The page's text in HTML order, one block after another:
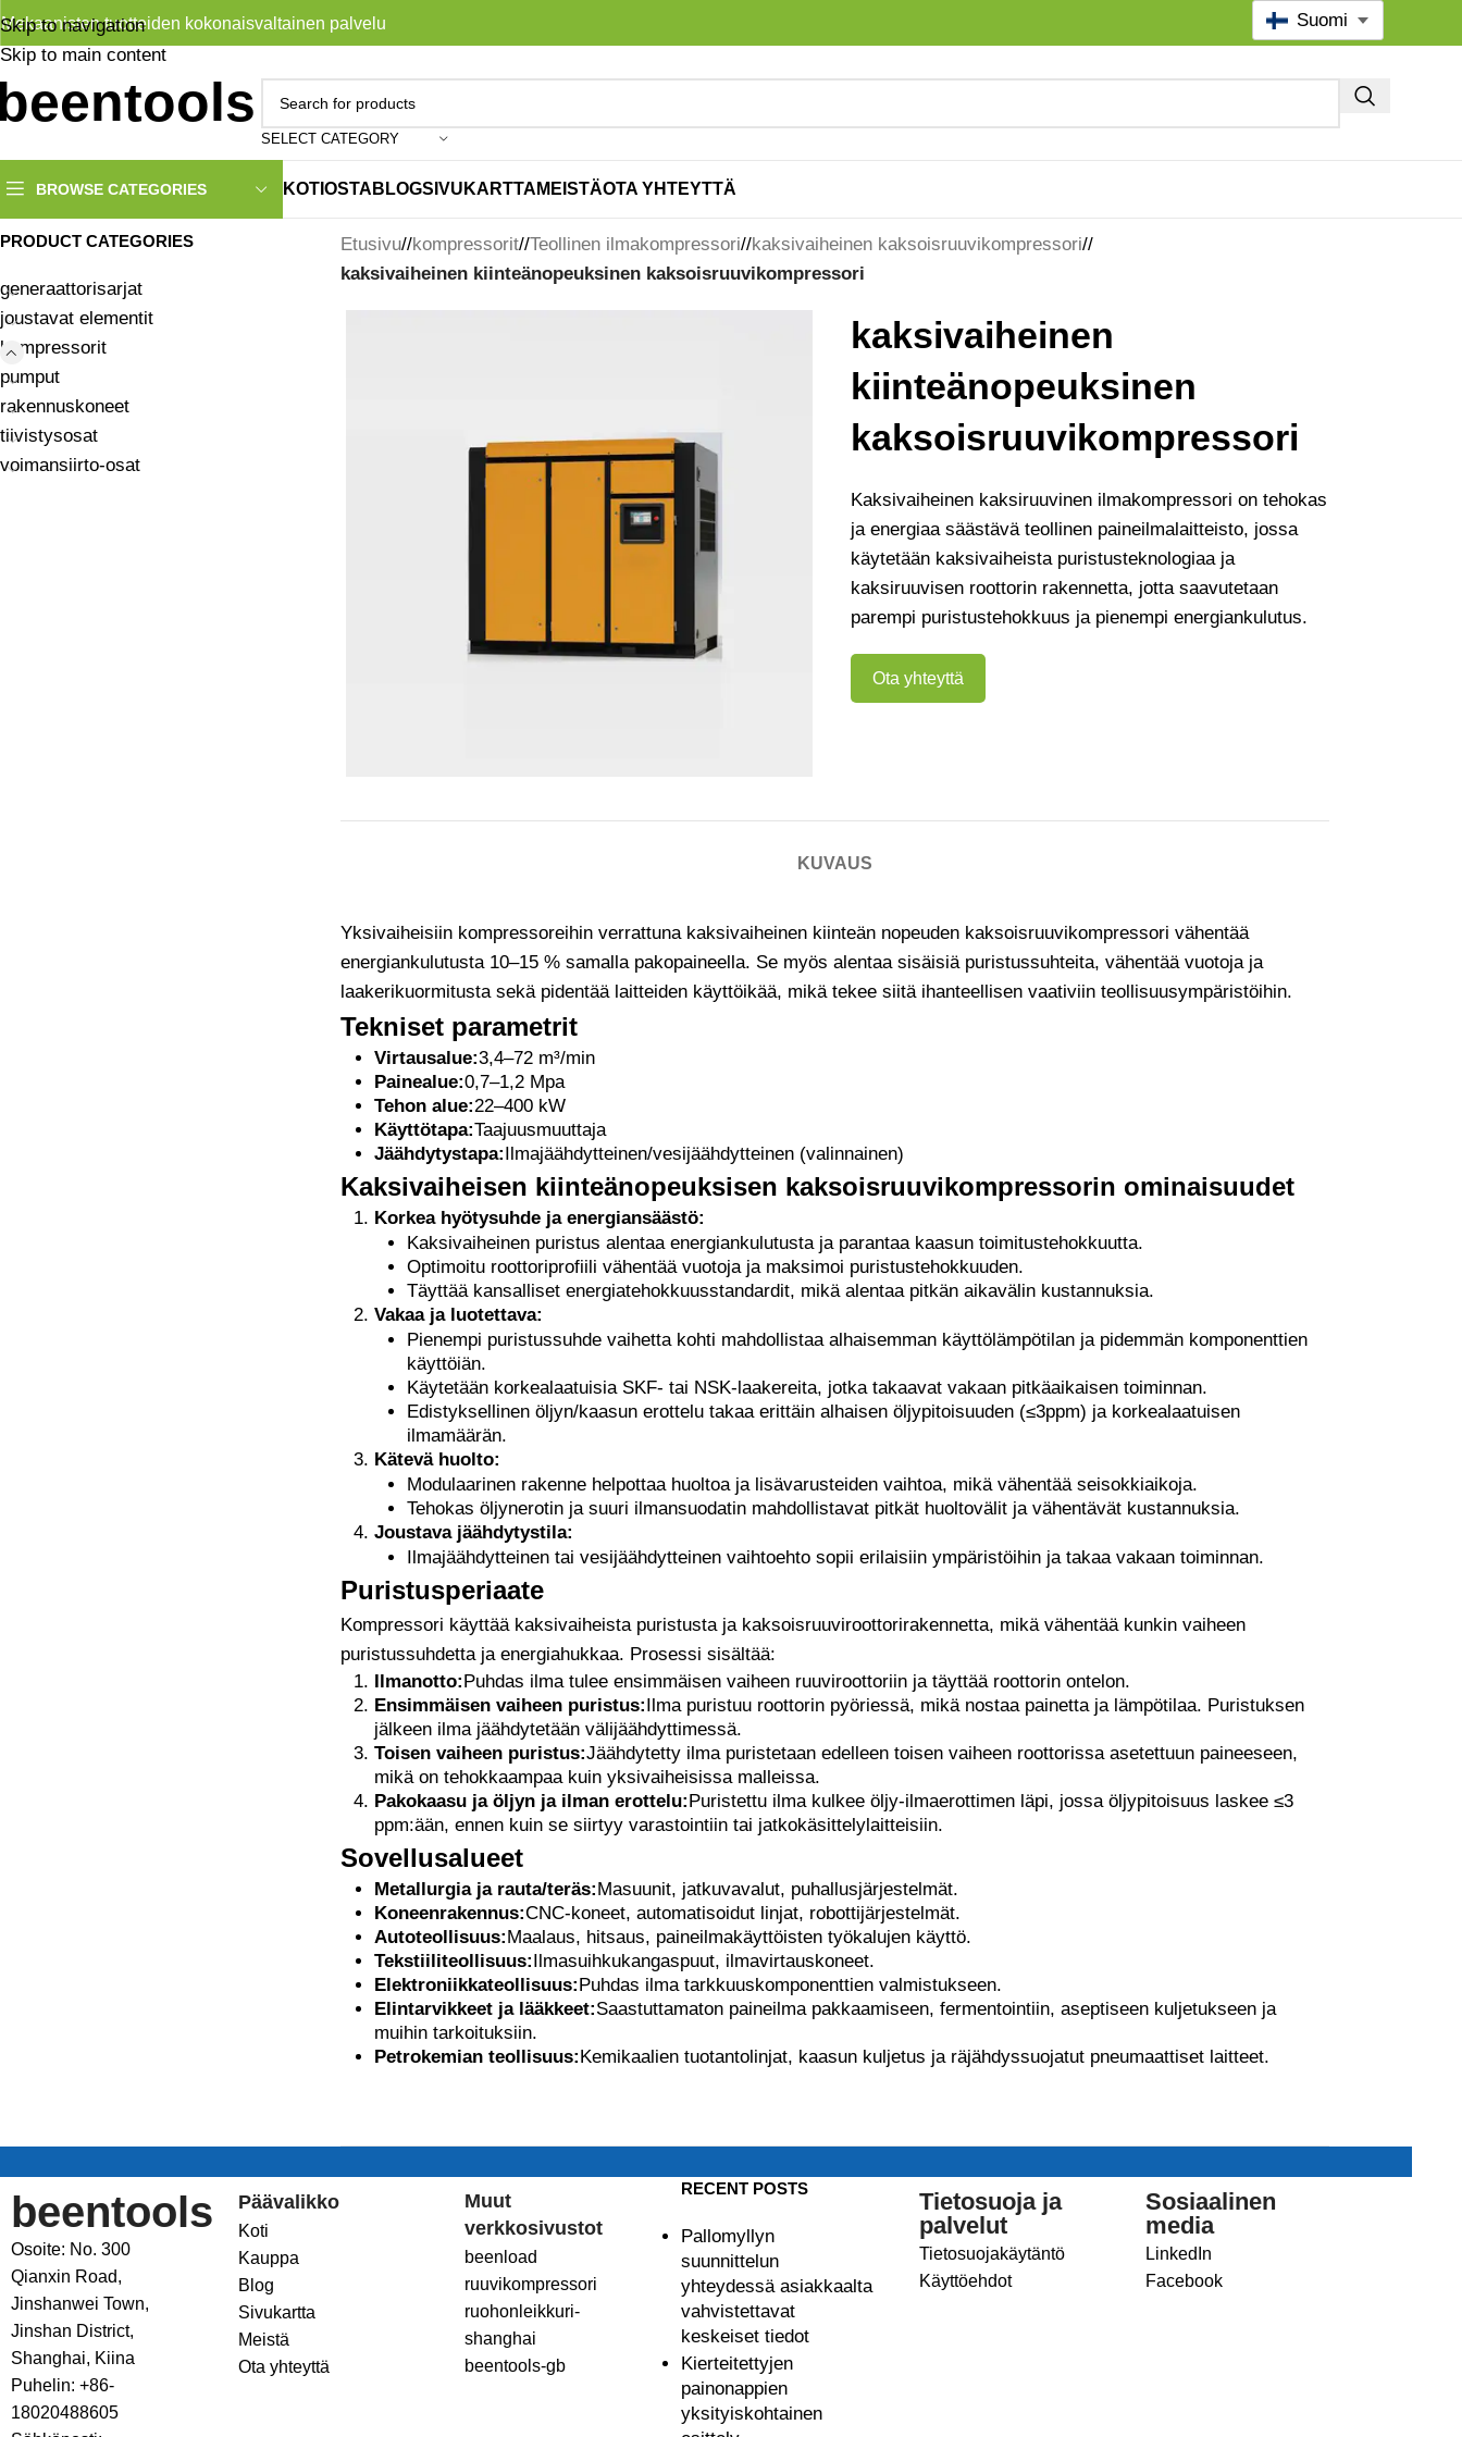
Skip to navigation
Skip to main content
Mekaanisten tuotteiden kokonaisvaltainen palvelu
SELECT CATEGORY
BROWSE CATEGORIES KOTI OSTA BLOGSIVUKARTTA MEISTÄOTA YHTEYTTÄ
Suomi
PRODUCT CATEGORIES
generaattorisarjat
joustavat elementit
kompressorit
pumput
rakennuskoneet
tiivistysosat
voimansiirto-osat
Etusivu/ kompressorit/ Teollinen ilmakompressori/ kaksivaiheinen kaksoisruuvikompressori/
kaksivaiheinen kiinteänopeuksinen kaksoisruuvikompressori
kaksivaiheinen
kiinteänopeuksinen
kaksoisruuvikompressori
Kaksivaiheinen kaksiruuvinen ilmakompressori on tehokas
ja energiaa säästävä teollinen paineilmalaitteisto, jossa
käytetään kaksivaiheista puristusteknologiaa ja
kaksiruuvisen roottorin rakennetta, jotta saavutetaan
parempi puristustehokkuus ja pienempi energiankulutus.
Ota yhteyttä
KUVAUS
Yksivaiheisiin kompressoreihin verrattuna kaksivaiheinen kiinteän nopeuden kaksoisruuvikompressori vähentää
energiankulutusta 10–15 % samalla pakopaineella. Se myös alentaa sisäisiä puristussuhteita, vähentää vuotoja ja
laakerikuormitusta sekä pidentää laitteiden käyttöikää, mikä tekee siitä ihanteellisen vaativiin teollisuusympäristöihin.
Tekniset parametrit
Virtausalue:3,4–72 m³/min
Painealue:0,7–1,2 Mpa
Tehon alue:22–400 kW
Käyttötapa:Taajuusmuuttaja
Jäähdytystapa: Ilmajäähdytteinen/vesijäähdytteinen (valinnainen)
Kaksivaiheisen kiinteänopeuksisen kaksoisruuvikompressorin ominaisuudet
Korkea hyötysuhde ja energiansäästö:
Kaksivaiheinen puristus alentaa energiankulutusta ja parantaa kaasun toimitustehokkuutta.
Optimoitu roottoriprofiili vähentää vuotoja ja maksimoi puristustehokkuuden.
Täyttää kansalliset energiatehokkuusstandardit, mikä alentaa pitkän aikavälin kustannuksia.
Vakaa ja luotettava:
Pienempi puristussuhde vaihetta kohti mahdollistaa alhaisemman käyttölämpötilan ja pidemmän komponenttien
käyttöiän.
Käytetään korkealaatuisia SKF- tai NSK-laakereita, jotka takaavat vakaan pitkäaikaisen toiminnan.
Edistyksellinen öljyn/kaasun erottelu takaa erittäin alhaisen öljypitoisuuden (≤3ppm) ja korkealaatuisen
ilmamäärän.
Kätevä huolto:
Modulaarinen rakenne helpottaa huoltoa ja lisävarusteiden vaihtoa, mikä vähentää seisokkiaikoja.
Tehokas öljynerotin ja suuri ilmansuodatin mahdollistavat pitkät huoltovälit ja vähentävät kustannuksia.
Joustava jäähdytystila:
Ilmajäähdytteinen tai vesijäähdytteinen vaihtoehto sopii erilaisiin ympäristöihin ja takaa vakaan toiminnan.
Puristusperiaate
Kompressori käyttää kaksivaiheista puristusta ja kaksoisruuviroottorirakennetta, mikä vähentää kunkin vaiheen
puristussuhdetta ja energiahukkaa. Prosessi sisältää:
Ilmanotto: Puhdas ilma tulee ensimmäisen vaiheen ruuviroottoriin ja täyttää roottorin ontelon.
Ensimmäisen vaiheen puristus: Ilma puristuu roottorin pyöriessä, mikä nostaa painetta ja lämpötilaa. Puristuksen
jälkeen ilma jäähdytetään välijäähdyttimessä.
Toisen vaiheen puristus:Jäähdytetty ilma puristetaan edelleen toisen vaiheen roottorissa asetettuun paineeseen,
mikä on tehokkaampaa kuin yksivaiheisissa malleissa.
Pakokaasu ja öljyn ja ilman erottelu: Puristettu ilma kulkee öljy-ilmaerottimen läpi, jossa öljypitoisuus laskee ≤3
ppm:ään, ennen kuin se siirtyy varastointiin tai jatkokäsittelylaitteisiin.
Sovellusalueet
Metallurgia ja rauta/teräs: Masuunit, jatkuvavalut, puhallusjärjestelmät.
Koneenrakennus:CNC-koneet, automatisoidut linjat, robottijärjestelmät.
Autoteollisuus: Maalaus, hitsaus, paineilmakäyttöisten työkalujen käyttö.
Tekstiiliteollisuus: Ilmasuihkukangaspuut, ilmavirtauskoneet.
Elektroniikkateollisuus: Puhdas ilma tarkkuuskomponenttien valmistukseen.
Elintarvikkeet ja lääkkeet:Saastuttamaton paineilma pakkaamiseen, fermentointiin, aseptiseen kuljetukseen ja
muihin tarkoituksiin.
Petrokemian teollisuus: Kemikaalien tuotantolinjat, kaasun kuljetus ja räjähdyssuojatut pneumaattiset laitteet.
beentools
Osoite: No. 300
Qianxin Road,
Jinshanwei Town,
Jinshan District,
Shanghai, Kiina
Puhelin: +86-
18020488605
Päävalikko
Koti
Kauppa
Blog
Sivukartta
Meistä
Ota yhteyttä
Muut
verkkosivustot
beenload
ruuvikompressori
ruohonleikkuri-
shanghai
beentools-gb
RECENT POSTS
Pallomyllyn
suunnittelun
yhteydessä asiakkaalta
vahvistettavat
keskeiset tiedot
Kierteitettyjen
painonappien
yksityiskohtainen
Tietosuoja ja
palvelut
Tietosuojakäytäntö
Käyttöehdot
Sosiaalinen
media
LinkedIn
Facebook